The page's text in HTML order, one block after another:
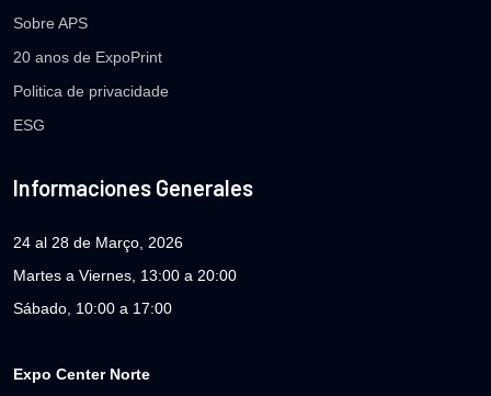
Sobre APS
20 anos de ExpoPrint
Politica de privacidade
ESG
Informaciones Generales
24 al 28 de Março, 2026
Martes a Viernes, 13:00 a 20:00
Sábado, 10:00 a 17:00
Expo Center Norte